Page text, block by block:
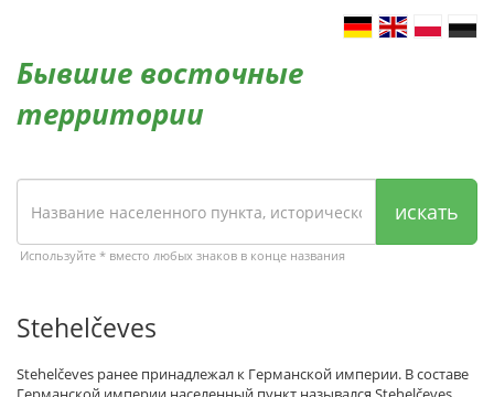
Бывшие восточные
территории
искать
Используйте * вместо любых знаков в конце названия
Stehelčeves
Stehelčeves ранее принадлежал к Германской империи. В составе